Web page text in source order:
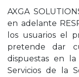
AXGA
en adelante
los usuarios el
pretende dar
dispuestas en
Servicios de la